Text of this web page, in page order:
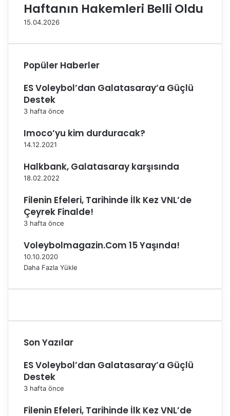
t
s
f
t
b
i
i
n
Haftanın Hakemleri Belli Oldu
15.04.2026
Popüler Haberler
ES Voleybol’dan Galatasaray’a Güçlü
Destek
3 hafta önce
Imoco’yu kim durduracak?
14.12.2021
Halkbank, Galatasaray karşısında
18.02.2022
Filenin Efeleri, Tarihinde İlk Kez VNL’de
Çeyrek Finalde!
3 hafta önce
Voleybolmagazin.Com 15 Yaşında!
10.10.2020
Daha Fazla Yükle
Son Yazılar
ES Voleybol’dan Galatasaray’a Güçlü
Destek
3 hafta önce
Filenin Efeleri, Tarihinde İlk Kez VNL’de